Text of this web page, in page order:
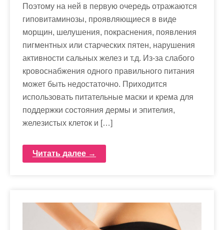
Поэтому на ней в первую очередь отражаются
гиповитаминозы, проявляющиеся в виде
морщин, шелушения, покраснения, появления
пигментных или старческих пятен, нарушения
активности сальных желез и т.д. Из-за слабого
кровоснабжения одного правильного питания
может быть недостаточно. Приходится
использовать питательные маски и крема для
поддержки состояния дермы и эпителия,
железистых клеток и […]
Читать далее →